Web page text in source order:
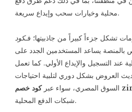
محلية وخيارات سحب وإيداع سريعة.
تشكل جزءاً كبيراً من جاذبيتها؛ فـكود
بالمنصة يساعد المستخدمين الجدد على
عند التسجيل والإيداع الأولي. كما تعمل
العروض بشكل دوري لتلبية احتياجات
السوق المصري، سواء عبر
شبكات الدفع المحلية.